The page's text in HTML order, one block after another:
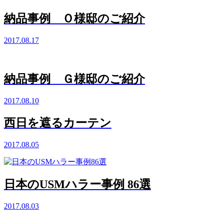
納品事例 Ｏ様邸のご紹介
2017.08.17
納品事例 Ｇ様邸のご紹介
2017.08.10
西日を遮るカーテン
2017.08.05
日本のUSMハラー事例 86選
2017.08.03